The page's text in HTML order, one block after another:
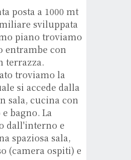
posta a 1000 mt
sviluppata
piano troviamo
entrambe con
terrazza.
troviamo la
si accede dalla
sala, cucina con
bagno. La
dall'interno e
spaziosa sala,
(camera ospiti) e